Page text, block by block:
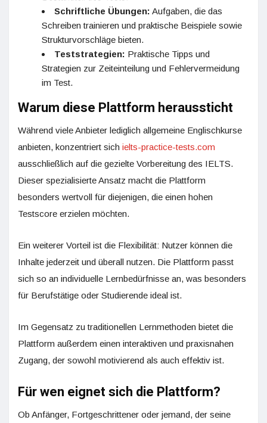
Schriftliche Übungen: Aufgaben, die das
Schreiben trainieren und praktische Beispiele sowie
Strukturvorschläge bieten.
Teststrategien: Praktische Tipps und
Strategien zur Zeiteinteilung und Fehlervermeidung
im Test.
Warum diese Plattform heraussticht
Während viele Anbieter lediglich allgemeine Englischkurse
anbieten, konzentriert sich ielts-practice-tests.com
ausschließlich auf die gezielte Vorbereitung des IELTS.
Dieser spezialisierte Ansatz macht die Plattform
besonders wertvoll für diejenigen, die einen hohen
Testscore erzielen möchten.
Ein weiterer Vorteil ist die Flexibilität: Nutzer können die
Inhalte jederzeit und überall nutzen. Die Plattform passt
sich so an individuelle Lernbedürfnisse an, was besonders
für Berufstätige oder Studierende ideal ist.
Im Gegensatz zu traditionellen Lernmethoden bietet die
Plattform außerdem einen interaktiven und praxisnahen
Zugang, der sowohl motivierend als auch effektiv ist.
Für wen eignet sich die Plattform?
Ob Anfänger, Fortgeschrittener oder jemand, der seine